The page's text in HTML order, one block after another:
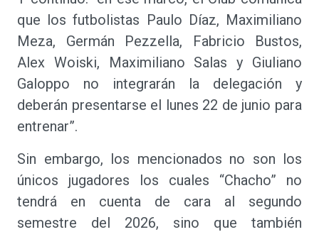
que los futbolistas Paulo Díaz, Maximiliano
Meza, Germán Pezzella, Fabricio Bustos,
Alex Woiski, Maximiliano Salas y Giuliano
Galoppo no integrarán la delegación y
deberán presentarse el lunes 22 de junio para
entrenar”.
Sin embargo, los mencionados no son los
únicos jugadores los cuales “Chacho” no
tendrá en cuenta de cara al segundo
semestre del 2026, sino que también